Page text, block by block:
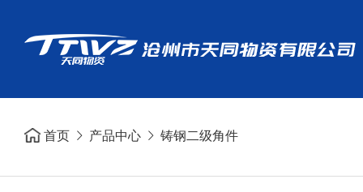
首页 产品中心 铸钢二级角件